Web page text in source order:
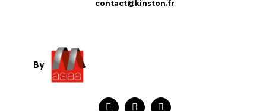
contact@kinston.fr
By